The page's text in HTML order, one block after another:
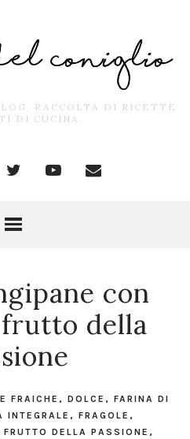
RACCOLTA DI RICETTE
DI CUCINA.
con
della
FRAICHE , DOLCE , FARINA DI
INTEGRALE ,FRAGOLE ,
FRUTTO DELLA PASSIONE ,